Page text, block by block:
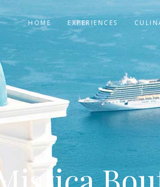
HOME EXPERIENCES